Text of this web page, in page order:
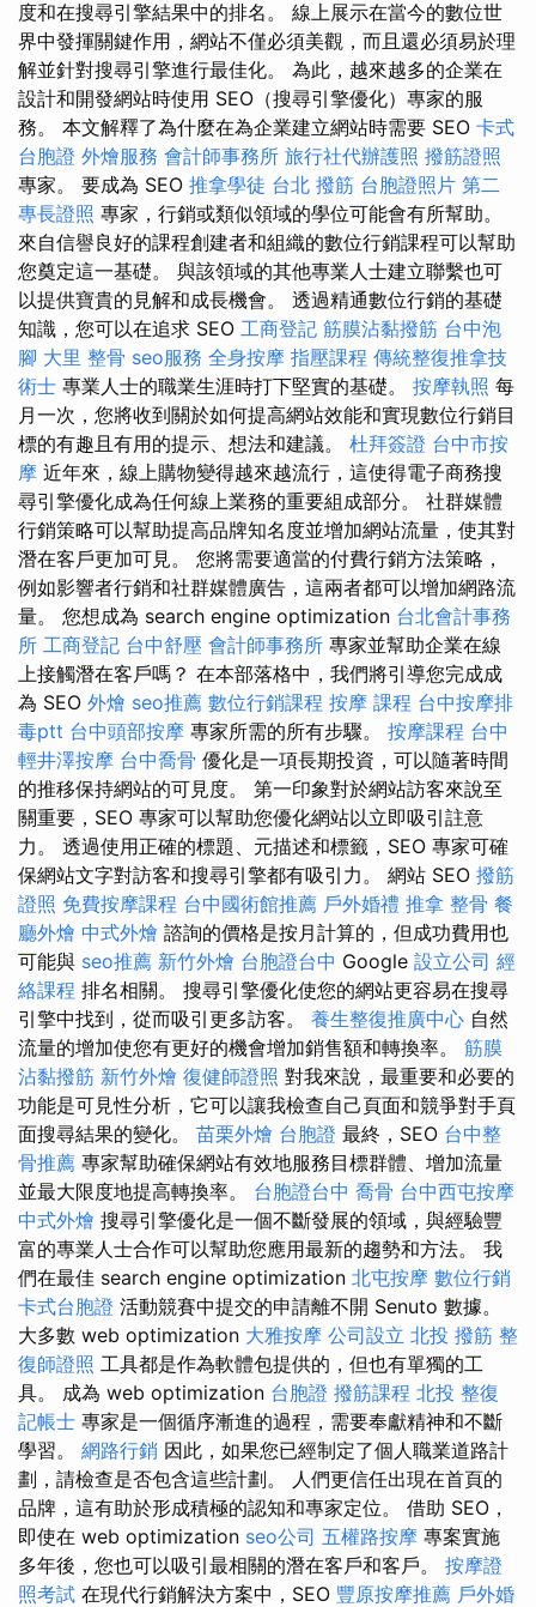
度和在搜尋引擎結果中的排名。 線上展示在當今的數位世
界中發揮關鍵作用，網站不僅必須美觀，而且還必須易於理
解並針對搜尋引擎進行最佳化。 為此，越來越多的企業在
設計和開發網站時使用 SEO（搜尋引擎優化）專家的服
務。 本文解釋了為什麼在為企業建立網站時需要 SEO 卡式
台胞證 外燴服務 會計師事務所 旅行社代辦護照 撥筋證照
專家。 要成為 SEO 推拿學徒 台北 撥筋 台胞證照片 第二
專長證照 專家，行銷或類似領域的學位可能會有所幫助。
來自信譽良好的課程創建者和組織的數位行銷課程可以幫助
您奠定這一基礎。 與該領域的其他專業人士建立聯繫也可
以提供寶貴的見解和成長機會。 透過精通數位行銷的基礎
知識，您可以在追求 SEO 工商登記 筋膜沾黏撥筋 台中泡
腳 大里 整骨 seo服務 全身按摩 指壓課程 傳統整復推拿技
術士 專業人士的職業生涯時打下堅實的基礎。 按摩執照 每
月一次，您將收到關於如何提高網站效能和實現數位行銷目
標的有趣且有用的提示、想法和建議。 杜拜簽證 台中市按
摩 近年來，線上購物變得越來越流行，這使得電子商務搜
尋引擎優化成為任何線上業務的重要組成部分。 社群媒體
行銷策略可以幫助提高品牌知名度並增加網站流量，使其對
潛在客戶更加可見。 您將需要適當的付費行銷方法策略，
例如影響者行銷和社群媒體廣告，這兩者都可以增加網路流
量。 您想成為 search engine optimization 台北會計事務
所 工商登記 台中舒壓 會計師事務所 專家並幫助企業在線
上接觸潛在客戶嗎？ 在本部落格中，我們將引導您完成成
為 SEO 外燴 seo推薦 數位行銷課程 按摩 課程 台中按摩排
毒ptt 台中頭部按摩 專家所需的所有步驟。 按摩課程 台中
輕井澤按摩 台中喬骨 優化是一項長期投資，可以隨著時間
的推移保持網站的可見度。 第一印象對於網站訪客來說至
關重要，SEO 專家可以幫助您優化網站以立即吸引註意
力。 透過使用正確的標題、元描述和標籤，SEO 專家可確
保網站文字對訪客和搜尋引擎都有吸引力。 網站 SEO 撥筋
證照 免費按摩課程 台中國術館推薦 戶外婚禮 推拿 整骨 餐
廳外燴 中式外燴 諮詢的價格是按月計算的，但成功費用也
可能與 seo推薦 新竹外燴 台胞證台中 Google 設立公司 經
絡課程 排名相關。 搜尋引擎優化使您的網站更容易在搜尋
引擎中找到，從而吸引更多訪客。 養生整復推廣中心 自然
流量的增加使您有更好的機會增加銷售額和轉換率。 筋膜
沾黏撥筋 新竹外燴 復健師證照 對我來說，最重要和必要的
功能是可見性分析，它可以讓我檢查自己頁面和競爭對手頁
面搜尋結果的變化。 苗栗外燴 台胞證 最終，SEO 台中整
骨推薦 專家幫助確保網站有效地服務目標群體、增加流量
並最大限度地提高轉換率。 台胞證台中 喬骨 台中西屯按摩
中式外燴 搜尋引擎優化是一個不斷發展的領域，與經驗豐
富的專業人士合作可以幫助您應用最新的趨勢和方法。 我
們在最佳 search engine optimization 北屯按摩 數位行銷
卡式台胞證 活動競賽中提交的申請離不開 Senuto 數據。
大多數 web optimization 大雅按摩 公司設立 北投 撥筋 整
復師證照 工具都是作為軟體包提供的，但也有單獨的工
具。 成為 web optimization 台胞證 撥筋課程 北投 整復
記帳士 專家是一個循序漸進的過程，需要奉獻精神和不斷
學習。 網路行銷 因此，如果您已經制定了個人職業道路計
劃，請檢查是否包含這些計劃。 人們更信任出現在首頁的
品牌，這有助於形成積極的認知和專家定位。 借助 SEO，
即使在 web optimization seo公司 五權路按摩 專案實施
多年後，您也可以吸引最相關的潛在客戶和客戶。 按摩證
照考試 在現代行銷解決方案中，SEO 豐原按摩推薦 戶外婚